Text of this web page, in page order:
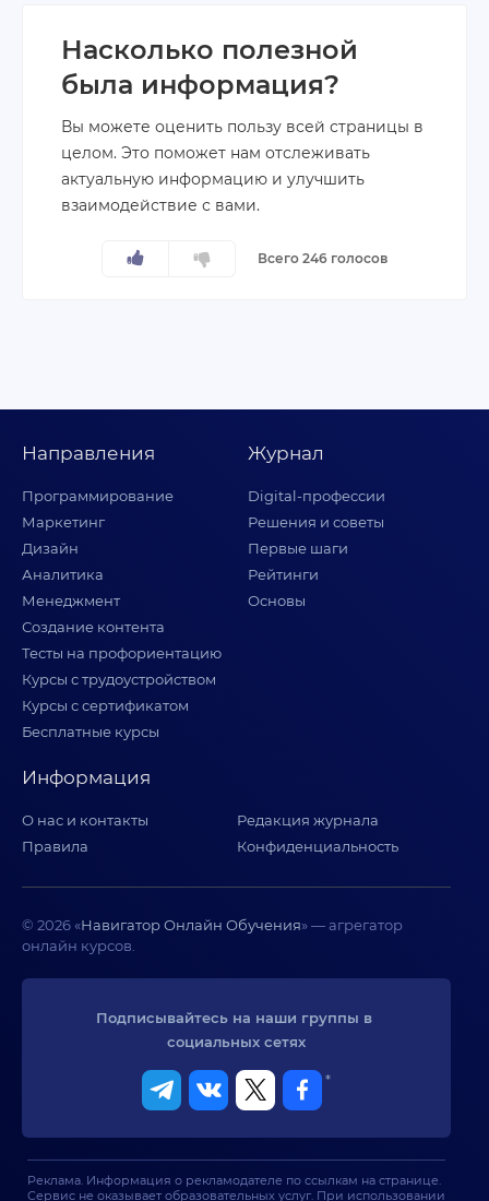
Насколько полезной
была информация?
Вы можете оценить пользу всей страницы в
целом. Это поможет нам отслеживать
актуальную информацию и улучшить
взаимодействие с вами.
Всего 246 голосов
Направления
Программирование
Маркетинг
Дизайн
Аналитика
Менеджмент
Создание контента
Тесты на профориентацию
Курсы с трудоустройством
Курсы с сертификатом
Бесплатные курсы
Журнал
Digital-профессии
Решения и советы
Первые шаги
Рейтинги
Основы
Информация
О нас и контакты
Редакция журнала
Правила
Конфиденциальность
© 2026 «Навигатор Онлайн Обучения» — агрегатор
онлайн курсов.
Подписывайтесь на наши группы в
социальных сетях
*
Реклама. Информация о рекламодателе по ссылкам на странице.
Сервис не оказывает образовательных услуг. При использовании